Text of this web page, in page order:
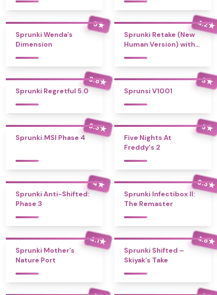
5★
Sprunki Wenda’s
Dimension
4.2★
Sprunki Retake (New
Human Version) with
3.8★
Sprunki Regretful 5.0
3★
Sprunsi V1001
3.3★
Sprunki.MSI Phase 4
3★
Five Nights At
Freddy's 2
4★
Sprunki Anti-Shifted:
Phase 3
3.3★
Sprunki Infectibox II:
The Remaster
4.1★
Sprunki Mother’s
Nature Port
4.8★
Sprunki Shifted –
Skiyak’s Take